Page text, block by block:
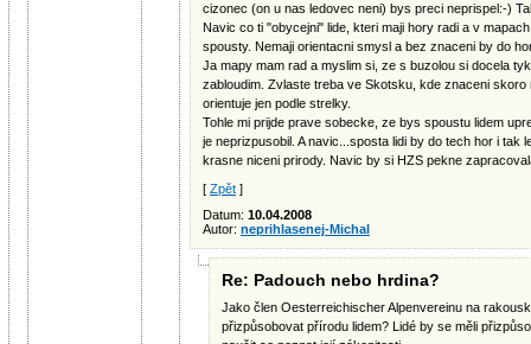
cizonec (on u nas ledovec neni) bys preci neprispel:-)
Navic co ti "obycejni" lide, kteri maji hory radi a v
spousty. Nemaji orientacni smysl a bez znaceni by do
Ja mapy mam rad a myslim si, ze s buzolou si docela
zabloudim. Zvlaste treba ve Skotsku, kde znaceni
orientuje jen podle strelky.
Tohle mi prijde prave sobecke, ze bys spoustu lidem
je neprizpusobil. A navic...sposta lidi by do tech hor i tak
krasne niceni prirody. Navic by si HZS pekne
[ Zpět ]
Datum: 10.04.2008
Autor: neprihlasenej-Michal
Re: Padouch nebo hrdina?
Jako člen Oesterreichischer Alpenvereinu na
přizpůsobovat přírodu lidem? Lidé by se měli